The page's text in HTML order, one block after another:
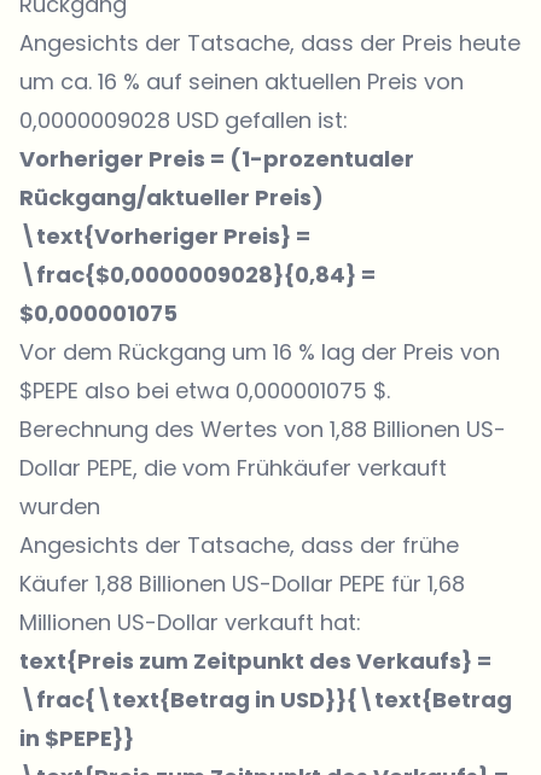
Angesichts der Tatsache, dass der Preis heute
um ca. 16 % auf seinen aktuellen Preis von
0,0000009028 USD gefallen ist:
Vorheriger Preis = (1-prozentualer
Rückgang/aktueller Preis)
\text{Vorheriger Preis} =
\frac{$0,0000009028}{0,84} =
$0,000001075
Vor dem Rückgang um 16 % lag der Preis von
$PEPE also bei etwa 0,000001075 $.
Berechnung des Wertes von 1,88 Billionen US-
Dollar PEPE, die vom Frühkäufer verkauft
wurden
Angesichts der Tatsache, dass der frühe
Käufer 1,88 Billionen US-Dollar PEPE für 1,68
Millionen US-Dollar verkauft hat:
text{Preis zum Zeitpunkt des Verkaufs} =
\frac{\text{Betrag in USD}}{\text{Betrag
in $PEPE}}